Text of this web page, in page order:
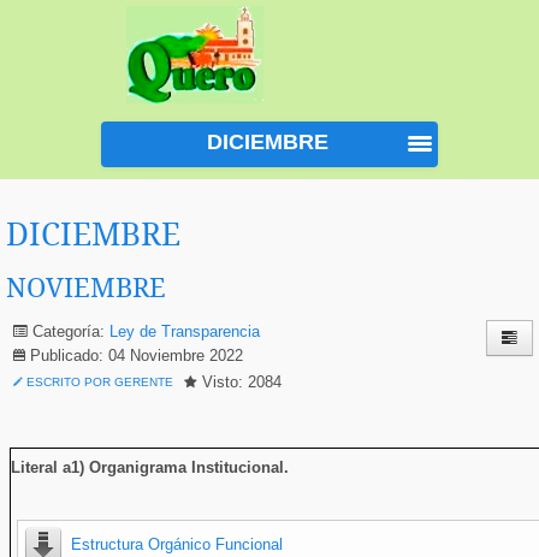
DICIEMBRE
DICIEMBRE
NOVIEMBRE
Categoría: Ley de Transparencia
Publicado: 04 Noviembre 2022
ESCRITO POR GERENTE Visto: 2084
Literal a1) Organigrama Institucional .
Estructura Orgánico Funcional